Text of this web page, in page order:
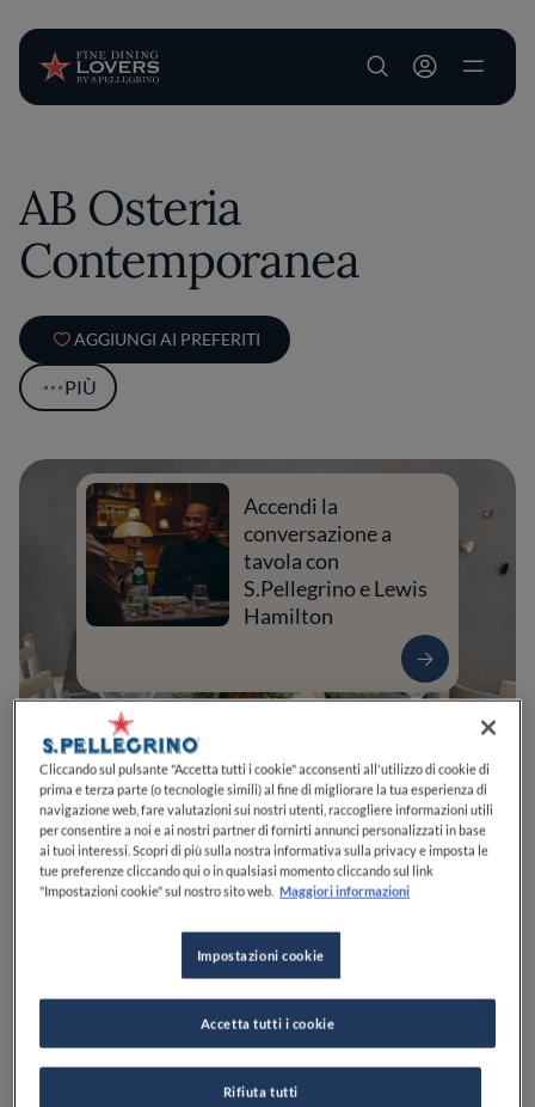
User account
AB Osteria
Contemporanea
AGGIUNGI AI PREFERITI
PIÙ
Accendi la
conversazione a
tavola con
S.Pellegrino e Lewis
Hamilton
Mortegliano UDItalia
APERTO VEDI ORARI
Cliccando sul pulsante "Accetta tutti i cookie" acconsenti all'utilizzo di cookie di
prima e terza parte (o tecnologie simili) al fine di migliorare la tua esperienza di
navigazione web, fare valutazioni sui nostri utenti, raccogliere informazioni utili
per consentire a noi e ai nostri partner di fornirti annunci personalizzati in base
ai tuoi interessi. Scopri di più sulla nostra informativa sulla privacy e imposta le
tue preferenze cliccando qui o in qualsiasi momento cliccando sul link
"Impostazioni cookie" sul nostro sito web. Maggiori informazioni
Impostazioni cookie
Rifiuta tutti
Accetta tutti i cookie